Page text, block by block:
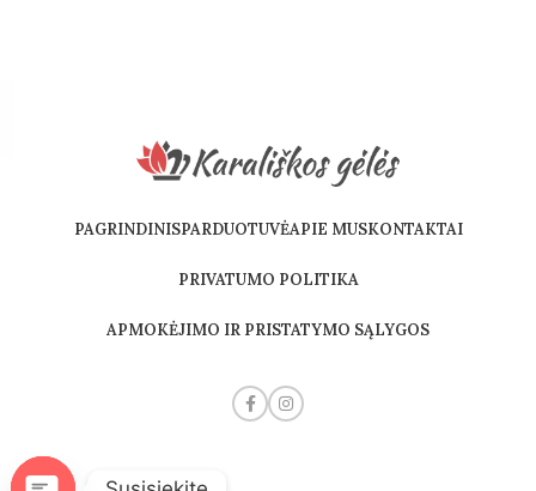
PAGRINDINISPARDUOTUVĖAPIE MUSKONTAKTAI
PRIVATUMO POLITIKA
APMOKĖJIMO IR PRISTATYMO SĄLYGOS